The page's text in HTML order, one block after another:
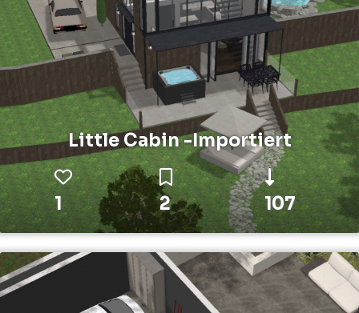
Little Cabin -Importiert
1 2 107